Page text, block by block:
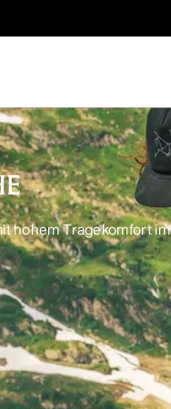
hohem Tragekomfort im